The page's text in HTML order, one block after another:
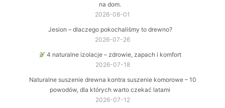
na dom.
2026-08-01
Jesion – dlaczego pokochaliśmy to drewno?
2026-07-26
4 naturalne izolacje – zdrowie, zapach i komfort
2026-07-18
Naturalne suszenie drewna kontra suszenie komorowe – 10
powodów, dla których warto czekać latami
2026-07-12